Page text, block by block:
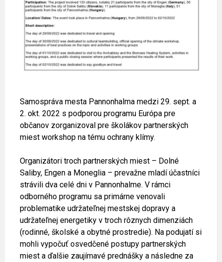
Samospráva mesta Pannonhalma medzi 29. sept. a
2. okt. 2022 s podporou programu Európa pre
občanov zorganizoval pre školákov partnerských
miest workshop na tému ochrany klímy.
Organizátori troch partnerských miest – Dolné
Saliby, Engen a Moneglia – prevažne mladí účastníci
strávili dva celé dni v Pannonhalme. V rámci
odborného programu sa primárne venovali
problematike udržateľnej mestskej dopravy a
udržateľnej energetiky v troch rôznych dimenziách
(rodinné, školské a obytné prostredie). Na podujatí si
mohli vypočuť osvedčené postupy partnerských
miest a ďalšie zaujímavé prednášky a následne za